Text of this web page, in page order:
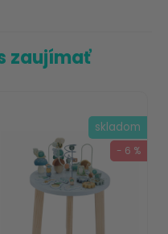
zaujímať
skladom
- 6 %